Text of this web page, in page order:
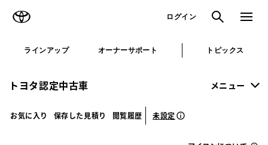
ログイン 検索 メニュ
ラインアップ オーナーサポート トピックス
トヨタ認定中古車 メニュー
お気に入り 保存した見積り 閲覧履歴 未設定